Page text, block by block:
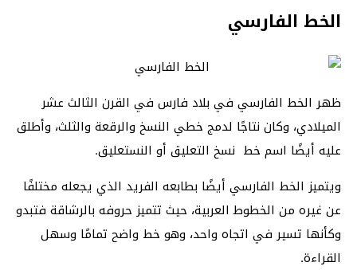
الخط الفارسي
ظهر الخط الفارسي في بلاد فارس في القرن الثالث عشر
الميلادي، وكان نتاجًا لدمج خطي النسخ والرقعة والثلث، وأطلق
عليه أيضًا اسم خط نسخ التعليق أو النستعليق.
ويتميز الخط الفارسي أيضًا بطابعه الفريد الذي يجعله مختلفًا
عن غيره من الخطوط العربية، حيث تتميز حروفه بالرشاقة فتبدو
وكأنها تسير في اتجاه واحد، وهو خط واضح تمامًا وسهل
القراءة.